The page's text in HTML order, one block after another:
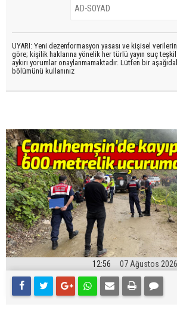
UYARI: Yeni dezenformasyon yasası ve kişisel
göre; kişilik haklarına yönelik her türlü yayın suç
aykırı yorumlar onaylanmamaktadır. Lütfen bir
bölümünü kullanınız
12:56 07 Ağustos 2026